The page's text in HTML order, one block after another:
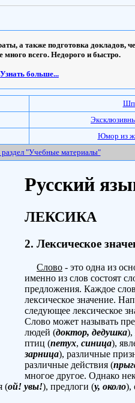
а также подготовка докладов,
много всего. Недорого и быстро.
Узнать больше...
Юмор из
раздел "Учебные материалы"
Русский
ЛЕКСИКА
2. Лексическое
Слово - это одна из
именно из слов состоят
предложения. Каждое
лексическое значение.
следующее лексическое
Слово может называть
людей (доктор, дедушка),
птиц (петух, синица),
зарница), различные
различные действия (
многое другое. Однако
(ой! увы!), предлоги (у, около),